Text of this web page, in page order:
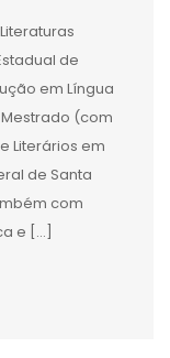
de
em Língua
(com
Literários em
de Santa
com
e […]